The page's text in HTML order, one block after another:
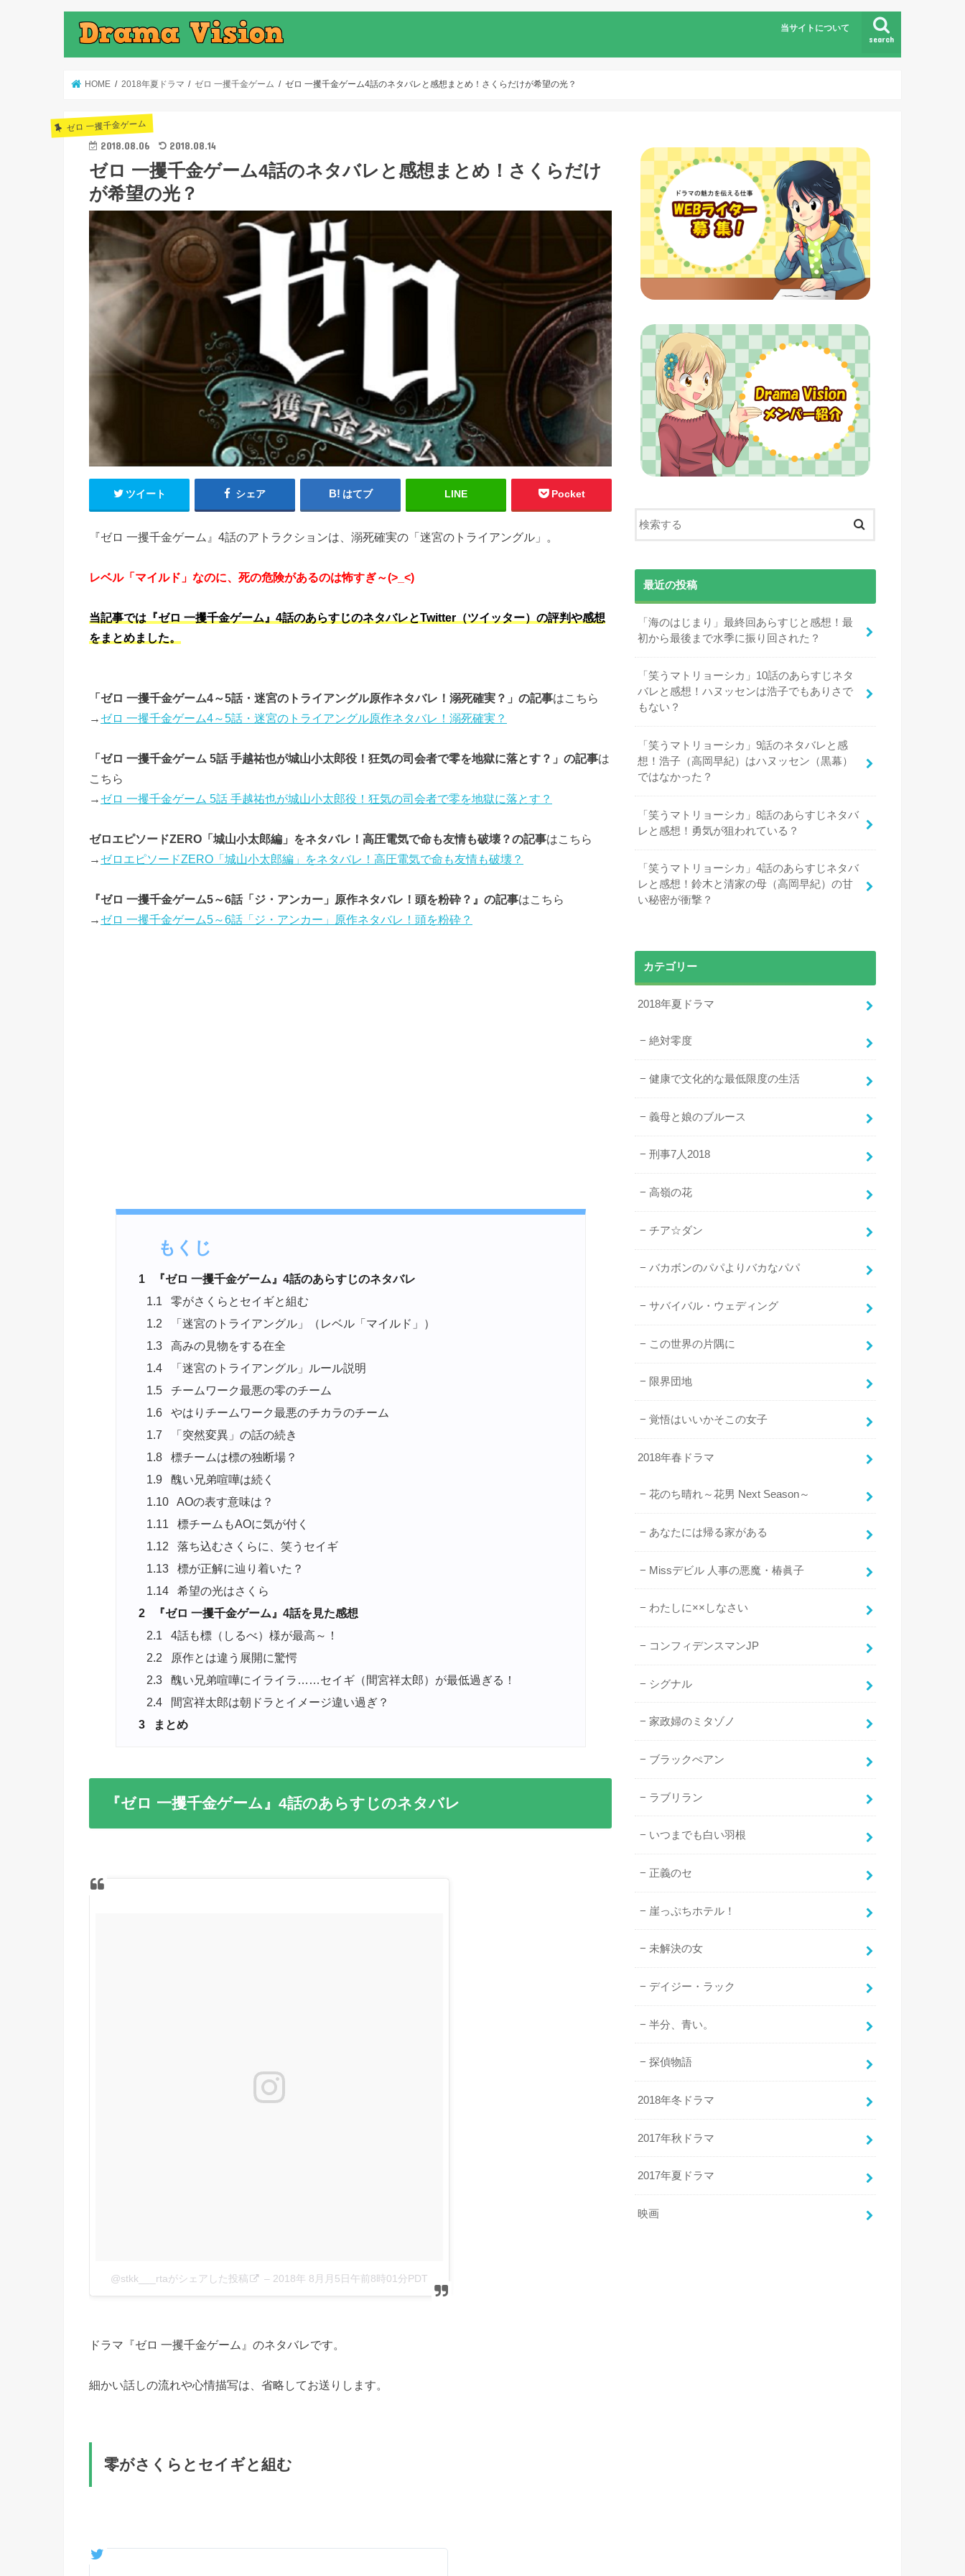
search
当サイトについて
HOME 2018年夏ドラマ ゼロ 一攫千金ゲーム ゼロ 一攫千金ゲーム4話のネタバレと感想まとめ！さくらだけが希望の光？
ゼロ 一攫千金ゲーム
2018.08.06 2018.08.14
ゼロ 一攫千金ゲーム4話のネタバレと感想まとめ！さくらだけ
が希望の光？
ツイート シェア はてブ LINE Pocket
『ゼロ 一攫千金ゲーム』4話のアトラクションは、溺死確実の「迷宮のトライアングル」。
レベル「マイルド」なのに、死の危険があるのは怖すぎ～(>_<)
当記事では『ゼロ 一攫千金ゲーム』4話のあらすじのネタバレとTwitter（ツイッター）の評判や感想
をまとめました。
「ゼロ 一攫千金ゲーム4～5話・迷宮のトライアングル原作ネタバレ！溺死確実？」の記事はこちら
→ ゼロ 一攫千金ゲーム4～5話・迷宮のトライアングル原作ネタバレ！溺死確実？
「ゼロ 一攫千金ゲーム 5話 手越祐也が城山小太郎役！狂気の司会者で零を地獄に落とす？」の記事は
こちら
→ ゼロ 一攫千金ゲーム 5話 手越祐也が城山小太郎役！狂気の司会者で零を地獄に落とす？
ゼロエピソードZERO「城山小太郎編」をネタバレ！高圧電気で命も友情も破壊？の記事はこちら
→ ゼロエピソードZERO「城山小太郎編」をネタバレ！高圧電気で命も友情も破壊？
『ゼロ 一攫千金ゲーム5～6話「ジ・アンカー」原作ネタバレ！頭を粉砕？』の記事はこちら
→ ゼロ 一攫千金ゲーム5～6話「ジ・アンカー」原作ネタバレ！頭を粉砕？
もくじ
1
『ゼロ 一攫千金ゲーム』4話のあらすじのネタバレ
1.1
零がさくらとセイギと組む
1.2
「迷宮のトライアングル」（レベル「マイルド」）
1.3
高みの見物をする在全
1.4
「迷宮のトライアングル」ルール説明
1.5
チームワーク最悪の零のチーム
1.6
やはりチームワーク最悪のチカラのチーム
1.7
「突然変異」の話の続き
1.8
標チームは標の独断場？
1.9
醜い兄弟喧嘩は続く
1.10
AOの表す意味は？
1.11
標チームもAOに気が付く
1.12
落ち込むさくらに、笑うセイギ
1.13
標が正解に辿り着いた？
1.14
希望の光はさくら
2
『ゼロ 一攫千金ゲーム』4話を見た感想
2.1
4話も標（しるべ）様が最高～！
2.2
原作とは違う展開に驚愕
2.3
醜い兄弟喧嘩にイライラ……セイギ（間宮祥太郎）が最低過ぎる！
2.4
間宮祥太郎は朝ドラとイメージ違い過ぎ？
3
まとめ
『ゼロ 一攫千金ゲーム』4話のあらすじのネタバレ
@stkk___rtaがシェアした投稿 – 2018年 8月月5日午前8時01分PDT
ドラマ『ゼロ 一攫千金ゲーム』のネタバレです。
細かい話しの流れや心情描写は、省略してお送りします。
零がさくらとセイギと組む
最近の投稿
「海のはじまり」最終回あらすじと感想！最
初から最後まで水季に振り回された？
「笑うマトリョーシカ」10話のあらすじネタ
バレと感想！ハヌッセンは浩子でもありさで
もない？
「笑うマトリョーシカ」9話のネタバレと感
想！浩子（高岡早紀）はハヌッセン（黒幕）
ではなかった？
「笑うマトリョーシカ」8話のあらすじネタバ
レと感想！勇気が狙われている？
「笑うマトリョーシカ」4話のあらすじネタバ
レと感想！鈴木と清家の母（高岡早紀）の甘
い秘密が衝撃？
カテゴリー
2018年夏ドラマ
絶対零度
健康で文化的な最低限度の生活
義母と娘のブルース
刑事7人2018
高嶺の花
チア☆ダン
バカボンのパパよりバカなパパ
サバイバル・ウェディング
この世界の片隅に
限界団地
覚悟はいいかそこの女子
2018年春ドラマ
花のち晴れ～花男 Next Season～
あなたには帰る家がある
Missデビル 人事の悪魔・椿眞子
わたしに××しなさい
コンフィデンスマンJP
シグナル
家政婦のミタゾノ
ブラックぺアン
ラブリラン
いつまでも白い羽根
正義のセ
崖っぷちホテル！
未解決の女
デイジー・ラック
半分、青い。
探偵物語
2018年冬ドラマ
2017年秋ドラマ
2017年夏ドラマ
映画